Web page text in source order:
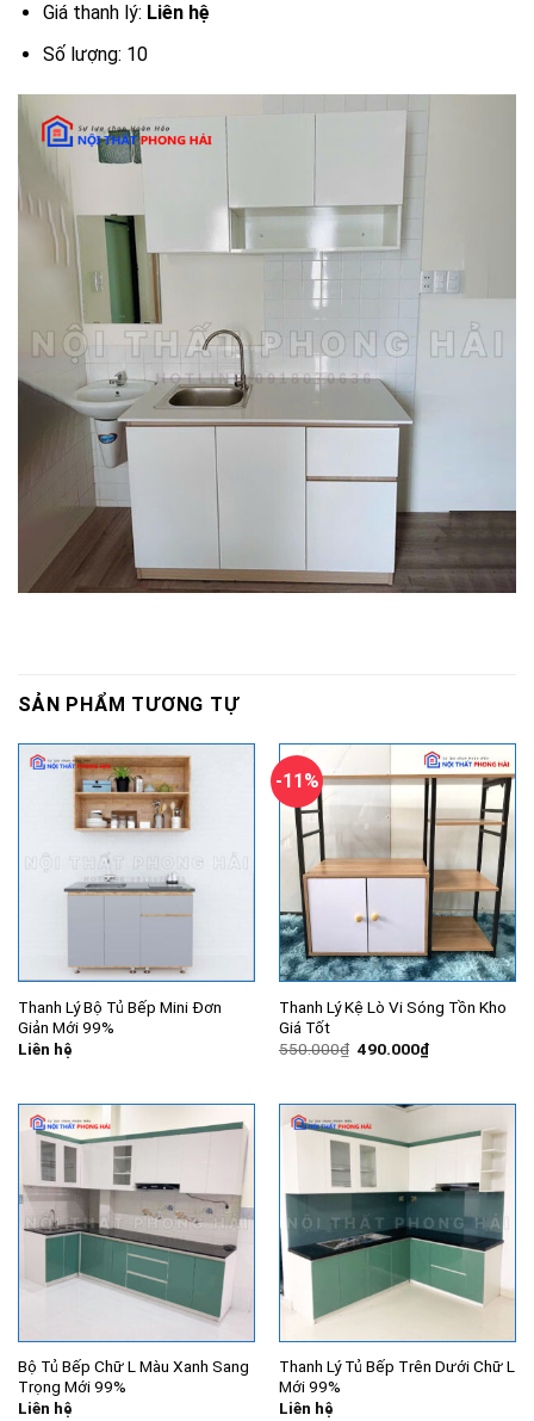
Giá thanh lý: Liên hệ
Số lượng: 10
SẢN PHẨM TƯƠNG TỰ
Thanh Lý Bộ Tủ Bếp Mini Đơn
Giản Mới 99%
Liên hệ
-11%
Thanh Lý Kệ Lò Vi Sóng Tồn Kho
Giá Tốt
550.000₫ Giá
490.000₫Giá
hiện
490.000₫.
Bộ Tủ Bếp Chữ L Màu Xanh Sang
Trọng Mới 99%
Liên hệ
Thanh Lý Tủ Bếp Trên Dưới Chữ L
Mới 99%
Liên hệ